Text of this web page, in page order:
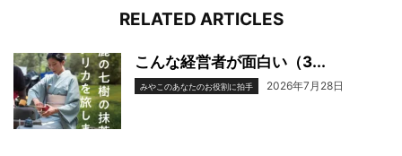
RELATED ARTICLES
こんな経営者が面白い（3...
みやこのあなたのお役割に拍手 2026年7月28日